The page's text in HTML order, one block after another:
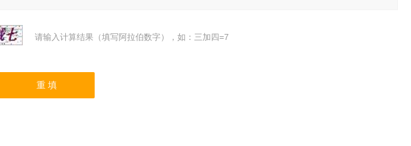
请输入计算结果（填写阿拉伯数字），如：三加四=7